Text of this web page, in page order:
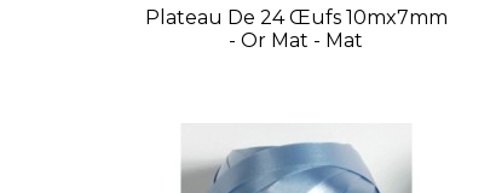
Plateau De 24 Œufs 10mx7mm
- Or Mat - Mat